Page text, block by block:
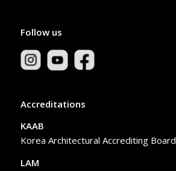
Follow us
Accreditations
KAAB
Korea Architectural Accrediting Board
LAM